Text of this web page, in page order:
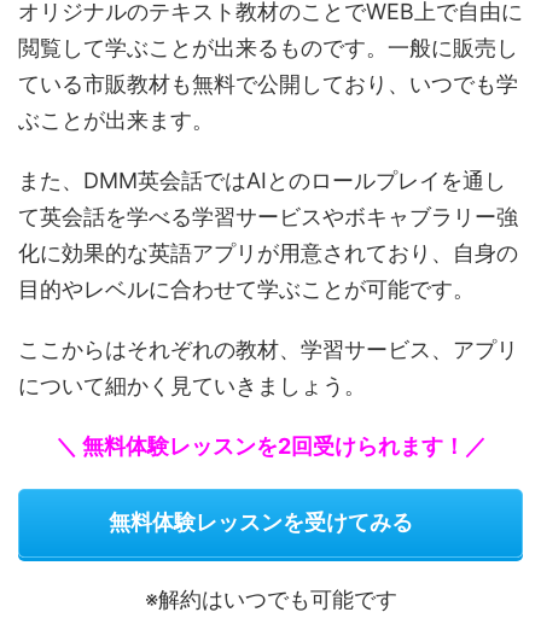
オリジナルのテキスト教材のことでWEB上で自由に
閲覧して学ぶことが出来るものです。一般に販売し
ている市販教材も無料で公開しており、いつでも学
ぶことが出来ます。
また、DMM英会話ではAIとのロールプレイを通し
て英会話を学べる学習サービスやボキャブラリー強
化に効果的な英語アプリが用意されており、自身の
目的やレベルに合わせて学ぶことが可能です。
ここからはそれぞれの教材、学習サービス、アプリ
について細かく見ていきましょう。
＼ 無料体験レッスンを2回受けられます！／
無料体験レッスンを受けてみる
※解約はいつでも可能です